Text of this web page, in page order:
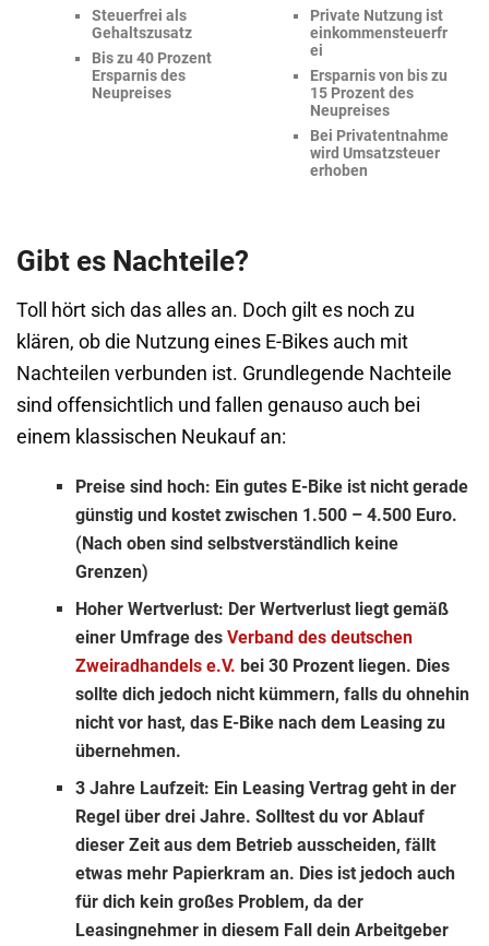
Steuerfrei als
Gehaltszusatz
Bis zu 40 Prozent
Ersparnis des
Neupreises
Private Nutzung ist
einkommensteuerfr
ei
Ersparnis von bis zu
15 Prozent des
Neupreises
Bei Privatentnahme
wird Umsatzsteuer
erhoben
Gibt es Nachteile?
Toll hört sich das alles an. Doch gilt es noch zu
klären, ob die Nutzung eines E-Bikes auch mit
Nachteilen verbunden ist. Grundlegende Nachteile
sind offensichtlich und fallen genauso auch bei
einem klassischen Neukauf an:
Preise sind hoch: Ein gutes E-Bike ist nicht gerade
günstig und kostet zwischen 1.500 – 4.500 Euro.
(Nach oben sind selbstverständlich keine
Grenzen)
Hoher Wertverlust: Der Wertverlust liegt gemäß
einer Umfrage desVerband des deutschen
Zweiradhandels e.V. bei 30 Prozent liegen. Dies
sollte dich jedoch nicht kümmern, falls du ohnehin
nicht vor hast, das E-Bike nach dem Leasing zu
übernehmen.
3 Jahre Laufzeit: Ein Leasing Vertrag geht in der
Regel über drei Jahre. Solltest du vor Ablauf
dieser Zeit aus dem Betrieb ausscheiden, fällt
etwas mehr Papierkram an. Dies ist jedoch auch
für dich kein großes Problem, da der
Leasingnehmer in diesem Fall dein Arbeitgeber